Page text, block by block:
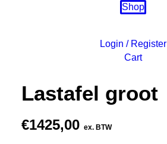
Shop
Login / Register
Cart
Lastafel groot
€1425,00 ex. BTW